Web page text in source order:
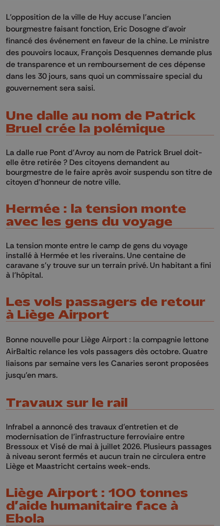
L’opposition de la ville de Huy accuse l’ancien
bourgmestre faisant fonction, Eric Dosogne d’avoir
financé des événement en faveur de la chine. Le ministre
des pouvoirs locaux, François Desquennes demande plus
de transparence et un remboursement de ces dépense
dans les 30 jours, sans quoi un commissaire special du
gouvernement sera saisi.
Une dalle au nom de Patrick
Bruel crée la polémique
La dalle rue Pont d’Avroy au nom de Patrick Bruel doit-
elle être retirée ? Des citoyens demandent au
bourgmestre de le faire après avoir suspendu son titre de
citoyen d’honneur de notre ville.
Hermée : la tension monte
avec les gens du voyage
La tension monte entre le camp de gens du voyage
installé à Hermée et les riverains. Une centaine de
caravane s’y trouve sur un terrain privé. Un habitant a fini
à l’hôpital.
Les vols passagers de retour
à Liège Airport
Bonne nouvelle pour Liège Airport : la compagnie lettone
AirBaltic relance les vols passagers dès octobre. Quatre
liaisons par semaine vers les Canaries seront proposées
jusqu’en mars.
Travaux sur le rail
Infrabel a annoncé des travaux d’entretien et de
modernisation de l’infrastructure ferroviaire entre
Bressoux et Visé de mai à juillet 2026. Plusieurs passages
à niveau seront fermés et aucun train ne circulera entre
Liège et Maastricht certains week-ends.
Liège Airport : 100 tonnes
d’aide humanitaire face à
Ebola